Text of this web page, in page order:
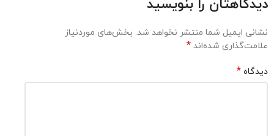
دیدگاهتان را بنویسید
نشانی ایمیل شما منتشر نخواهد شد. بخش‌های موردنیاز
علامت‌گذاری شده‌اند *
دیدگاه *